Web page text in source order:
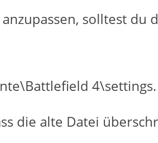
solltest du
4\settings.
die alte Datei